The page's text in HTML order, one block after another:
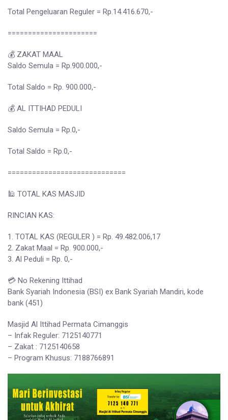
Total Pengeluaran Reguler = Rp.14.416.670,-
======================
💰 ZAKAT MAAL
Saldo Semula = Rp.900.000,-
Total Saldo = Rp. 900.000,-
💰 AL ITTIHAD PEDULI
Saldo Semula = Rp.0,-
Total Saldo = Rp.0,-
=============================
🕌 TOTAL KAS MASJID
RINCIAN KAS:
1. TOTAL KAS (REGULER ) = Rp. 49.482.006,17
2. Zakat Maal = Rp. 900.000,-
3. Al Peduli = Rp. 0,-
💳 No Rekening Ittihad
Bank Syariah Indonesia (BSI) ex Bank Syariah Mandiri, kode
bank (451)
Masjid Al Ittihad Permata Cimanggis
– Infak Reguler: 7125140771
– Zakat : 7125140658
– Program Khusus: 7188766891